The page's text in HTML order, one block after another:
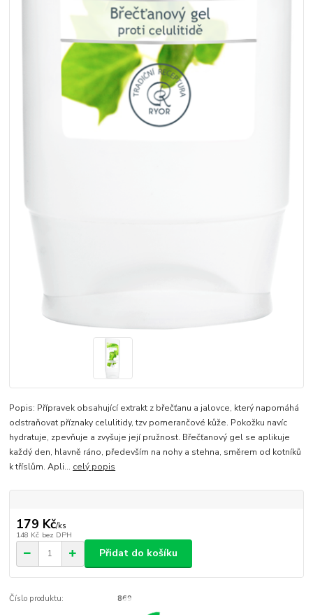
Popis: Přípravek obsahující extrakt z břečťanu a jalovce, který napomáhá
odstraňovat příznaky celulitidy, tzv pomerančové kůže. Pokožku navíc
hydratuje, zpevňuje a zvyšuje její pružnost. Břečťanový gel se aplikuje
každý den, hlavně ráno, především na nohy a stehna, směrem od kotníků
k tříslům. Apli... celý popis
179 Kč/ks
148 Kč bez DPH
Přidat do košíku
Číslo produktu: 869